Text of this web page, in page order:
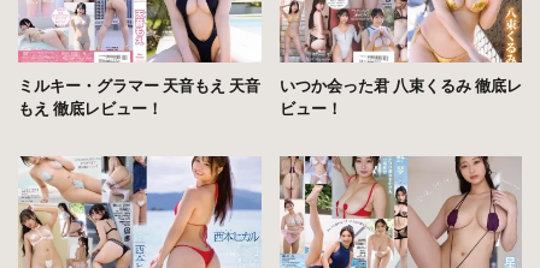
ミルキー・グラマー 天音もえ 天音
もえ 徹底レビュー！
いつか会った君 八束くるみ 徹底レ
ビュー！